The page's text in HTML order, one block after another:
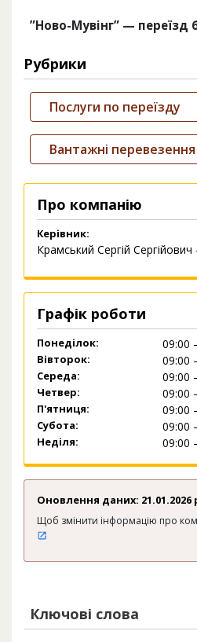
”Ново-Мувінг” — переїзд
Рубрики
Послуги по переїзду
Вантажні перевезення
Про компанію
Керівник:
Крамський Сергій
Графік роботи
Понеділок: 09:00
Вівторок: 09:00
Середа: 09:00
Четвер: 09:00
П'ятниця: 09:00
Субота: 09:00
Неділя: 09:00
Оновлення даних: 21.01.2026
Щоб змінити інформацію про
Ключові слова